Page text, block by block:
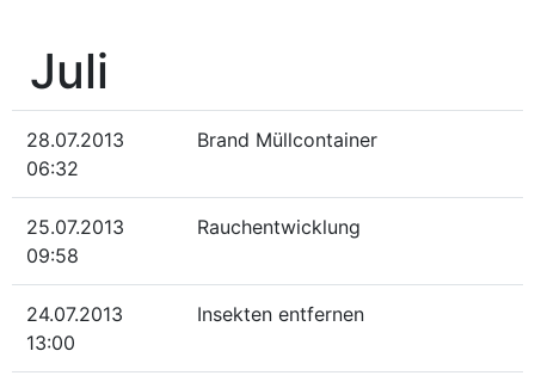
Juli
28.07.2013
06:32
Brand Müllcontainer
25.07.2013
09:58
Rauchentwicklung
24.07.2013
13:00
Insekten entfernen